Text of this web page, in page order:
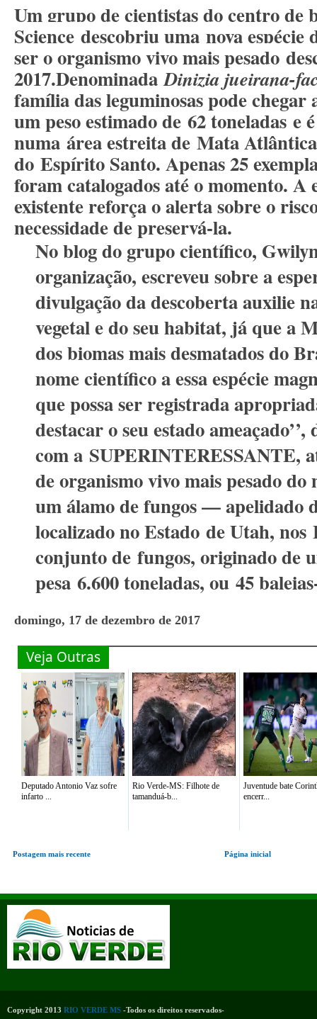
Um grupo de cientistas do centro de
Science descobriu uma nova espécie
ser o organismo vivo mais pesado
2017.DenominadaDinizia jueirana-
família das leguminosas pode
um peso estimado de 62 toneladas e
numa área estreita de Mata Atlântica
do Espírito Santo. Apenas 25
foram catalogados até o momento. A
existente reforça o alerta sobre o
necessidade de preservá-la.
No blog do grupo científico,
organização, escreveu sobre a
divulgação da descoberta auxilie
vegetal e do seu habitat, já que a
dos biomas mais desmatados do
nome científico a essa espécie
que possa ser registrada
destacar o seu estado ameaçado’’,
com a SUPERINTERESSANTE,
de organismo vivo mais pesado
um álamo de fungos — apelidado
localizado no Estado de Utah, nos
conjunto de fungos, originado de
pesa 6.600 toneladas, ou 45
domingo, 17 de dezembro de 2017
Veja Outras
Deputado Antonio Vaz sofre
infarto ...
Rio Verde-MS: Filhote de
tamanduá-b...
Juventude bate
encerr...
Postagem mais recente Página inicial
Copyright 2013 RIO VERDE MS -Todos os direitos reservados-